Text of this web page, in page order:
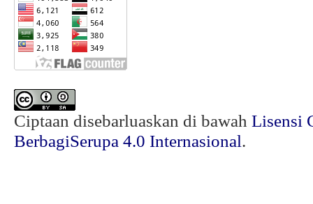
Ciptaan disebarluaskan di bawah Lisensi
BerbagiSerupa 4.0 Internasional.